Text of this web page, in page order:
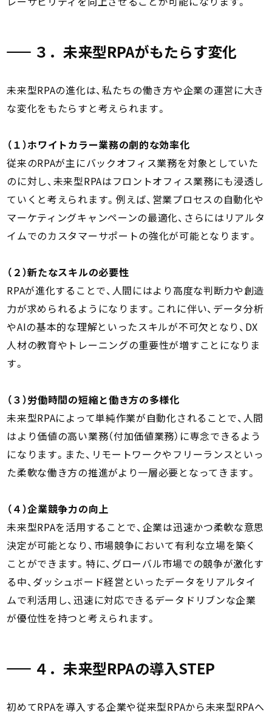
３．未来型RPAがもたらす変化
未来型RPAの進化は、私たちの働き方や企業の運営に大き
な変化をもたらすと考えられます。
（１）ホワイトカラー業務の劇的な効率化
従来のRPAが主にバックオフィス業務を対象としていた
のに対し、未来型RPAはフロントオフィス業務にも浸透し
ていくと考えられます。例えば、営業プロセスの自動化や
マーケティングキャンペーンの最適化、さらにはリアルタ
イムでのカスタマーサポートの強化が可能となります。
（２）新たなスキルの必要性
RPAが進化することで、人間にはより高度な判断力や創造
力が求められるようになります。これに伴い、データ分析
やAIの基本的な理解といったスキルが不可欠となり、DX
人材の教育やトレーニングの重要性が増すことになりま
す。
（３）労働時間の短縮と働き方の多様化
未来型RPAによって単純作業が自動化されることで、人間
はより価値の高い業務（付加価値業務）に専念できるよう
になります。また、リモートワークやフリーランスといっ
た柔軟な働き方の推進がより一層必要となってきます。
（４）企業競争力の向上
未来型RPAを活用することで、企業は迅速かつ柔軟な意思
決定が可能となり、市場競争において有利な立場を築く
ことができます。特に、グローバル市場での競争が激化す
る中、ダッシュボード経営といったデータをリアルタイ
ムで利活用し、迅速に対応できるデータドリブンな企業
が優位性を持つと考えられます。
４．未来型RPAの導入STEP
初めてRPAを導入する企業や従来型RPAから未来型RPAへ